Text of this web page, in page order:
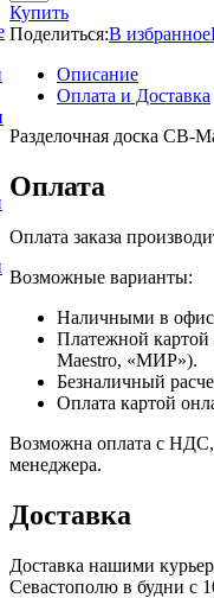
Купить
Поделиться:В избранное
Описание
Оплата и Доставка
Разделочная доска CB-
Оплата
Оплата заказа
Возможные варианты:
Наличными в
Платежной
Maestro, «МИР»).
Безналичный
Оплата картой
Возможна оплата с НДС,
менеджера.
Доставка
Доставка нашими
Севастополю в будни с